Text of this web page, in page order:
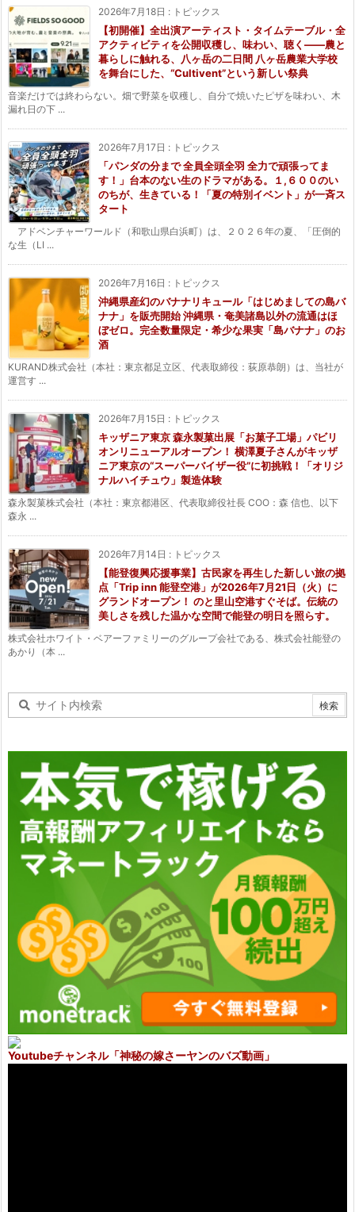
2026年7月18日 : トピックス
【初開催】全出演アーティスト・タイムテーブル・全
アクティビティを公開収穫し、味わい、聴く——農と
暮らしに触れる、八ヶ岳の二日間 八ヶ岳農業大学校
を舞台にした、“Cultivent”という新しい祭典
音楽だけでは終わらない。畑で野菜を収穫し、自分で焼いたピザを味わい、木
漏れ日の下 ...
2026年7月17日 : トピックス
「パンダの分まで 全員全頭全羽 全力で頑張ってま
す！」台本のない生のドラマがある。１,６００のい
のちが、生きている！「夏の特別イベント」が一斉ス
タート
アドベンチャーワールド（和歌山県白浜町）は、２０２６年の夏、「圧倒的
な生（LI ...
2026年7月16日 : トピックス
沖縄県産幻のバナナリキュール「はじめましての島バ
ナナ」を販売開始 沖縄県・奄美諸島以外の流通はほ
ぼゼロ。完全数量限定・希少な果実「島バナナ」のお
酒
KURAND株式会社（本社：東京都足立区、代表取締役：荻原恭朗）は、当社が
運営す ...
2026年7月15日 : トピックス
キッザニア東京 森永製菓出展「お菓子工場」パビリ
オンリニューアルオープン！ 横澤夏子さんがキッザ
ニア東京の“スーパーバイザー役”に初挑戦！「オリジ
ナルハイチュウ」製造体験
森永製菓株式会社（本社：東京都港区、代表取締役社長 COO：森 信也、以下
森永 ...
2026年7月14日 : トピックス
【能登復興応援事業】古民家を再生した新しい旅の拠
点「Trip inn 能登空港」が2026年7月21日（火）に
グランドオープン！ のと里山空港すぐそば。伝統の
美しさを残した温かな空間で能登の明日を照らす。
株式会社ホワイト・ベアーファミリーのグループ会社である、株式会社能登の
あかり（本 ...
Youtubeチャンネル「神秘の嫁さーヤンのバズ動画」